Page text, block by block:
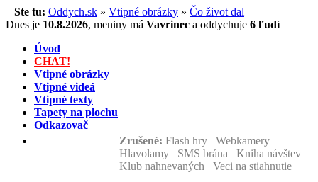
Ste tu: Oddych.sk » Vtipné obrázky » Čo život dal
Dnes je 10.8.2026, meniny má Vavrinec a oddychuje 6 ľudí
Úvod
CHAT!
Vtipné obrázky
Vtipné videá
Vtipné texty
Tapety na plochu
Odkazovač
Zrušené: Flash hry Webkamery
Hlavolamy SMS brána Kniha návštev
Klub nahnevaných Veci na stiahnutie